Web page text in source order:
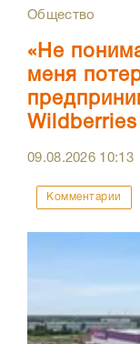
Общество
«Не
меня
Wildberries
09.08.2026 10:13
Комментарии